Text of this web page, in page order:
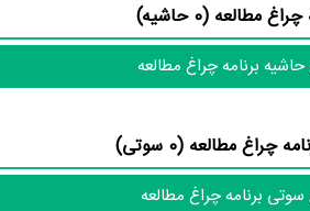
مطالعه (0 حاشیه)
برنامه چراغ مطالعه
چراغ مطالعه (0 سوتی)
برنامه چراغ مطالعه